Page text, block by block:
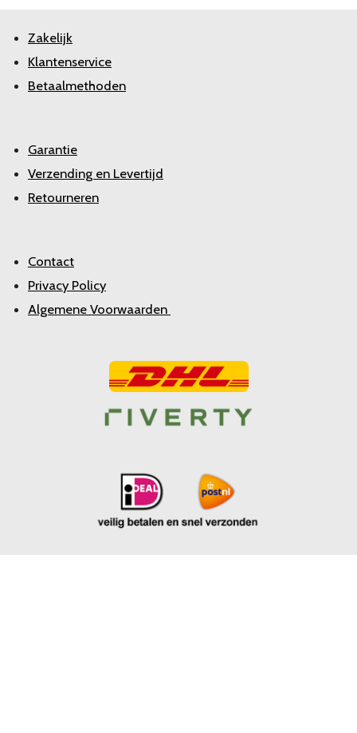
Zakelijk
Klantenservice
Betaalmethoden
Garantie
Verzending en Levertijd
Retourneren
Contact
Privacy Policy
Algemene Voorwaarden